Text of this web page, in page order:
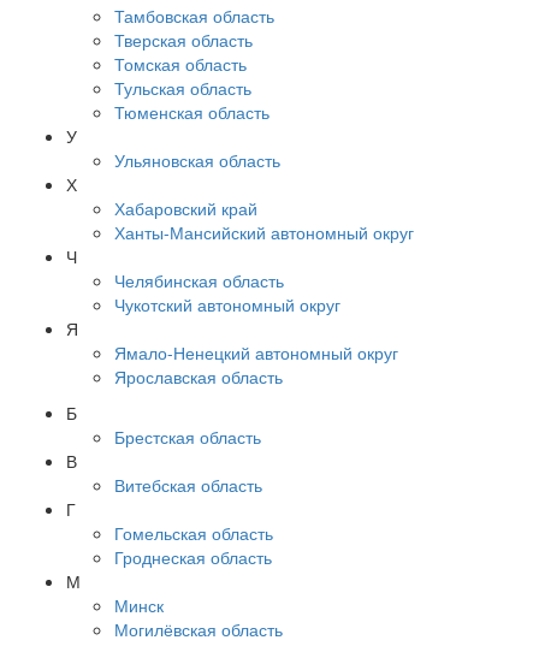
Тамбовская область
Тверская область
Томская область
Тульская область
Тюменская область
У
Ульяновская область
Х
Хабаровский край
Ханты-Мансийский автономный округ
Ч
Челябинская область
Чукотский автономный округ
Я
Ямало-Ненецкий автономный округ
Ярославская область
Б
Брестская область
В
Витебская область
Г
Гомельская область
Гроднеская область
М
Минск
Могилёвская область